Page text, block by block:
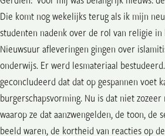
Die komt nog wekelijks terug als ik mijn
studenten nadenk over de rol van religie
Nieuwsuur afleveringen gingen over
onderwijs. Er werd lesmateriaal
geconcludeerd dat dat op gespannen voet
burgerschapsvorming. Nu is dat niet
waarop ze dat aanzwengelden, de toon, de
beeld waren, de kortheid van reacties op